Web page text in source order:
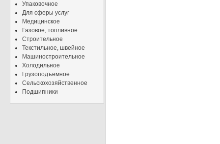
Упаковочное
Для сферы услуг
Медицинское
Газовое, топливное
Строительное
Текстильное, швейное
Машиностроительное
Холодильное
Грузоподъемное
Сельскохозяйственное
Подшипники